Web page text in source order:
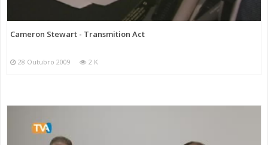
Cameron Stewart - Transmition Act
28 Outubro 2009 2 K